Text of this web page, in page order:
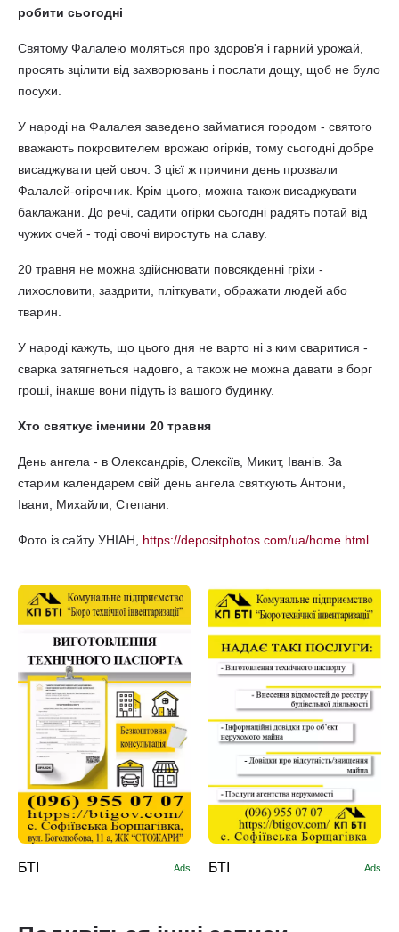
робити сьогодні
Святому Фалалею моляться про здоров'я і гарний урожай,
просять зцілити від захворювань і послати дощу, щоб не було
посухи.
У народі на Фалалея заведено займатися городом - святого
вважають покровителем врожаю огірків, тому сьогодні добре
висаджувати цей овоч. З цієї ж причини день прозвали
Фалалей-огірочник. Крім цього, можна також висаджувати
баклажани. До речі, садити огірки сьогодні радять потай від
чужих очей - тоді овочі виростуть на славу.
20 травня не можна здійснювати повсякденні гріхи -
лихословити, заздрити, пліткувати, ображати людей або
тварин.
У народі кажуть, що цього дня не варто ні з ким сваритися -
сварка затягнеться надовго, а також не можна давати в борг
гроші, інакше вони підуть із вашого будинку.
Хто святкує іменини 20 травня
День ангела - в Олександрів, Олексіїв, Микит, Іванів. За
старим календарем свій день ангела святкують Антони,
Івани, Михайли, Степани.
Фото із сайту УНІАН, https://depositphotos.com/ua/home.html
БТІ Ads БТІ Ads